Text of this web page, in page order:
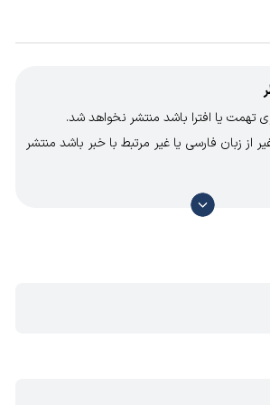
تهمت یا افترا باشد منتشر نخواهد شد.
از زبان فارسی یا غیر مرتبط با خبر باشد منتشر
امکان موافقت یا مخالفت با محتوای نظرات
که محتوای مشابه دارند، انتشار نمی‌یابند